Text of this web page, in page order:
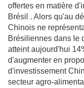
offertes en matière
Brésil . Alors qu'au
Chinois ne
Brésiliennes dans le
atteint aujourd'hui
d'augmenter en
d'investissement
secteur agro-